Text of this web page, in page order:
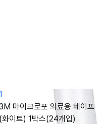
마이크로포 의료용 테이프
(화이트) 1박스(24개입)